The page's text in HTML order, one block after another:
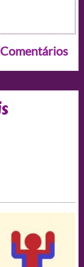
Comentários